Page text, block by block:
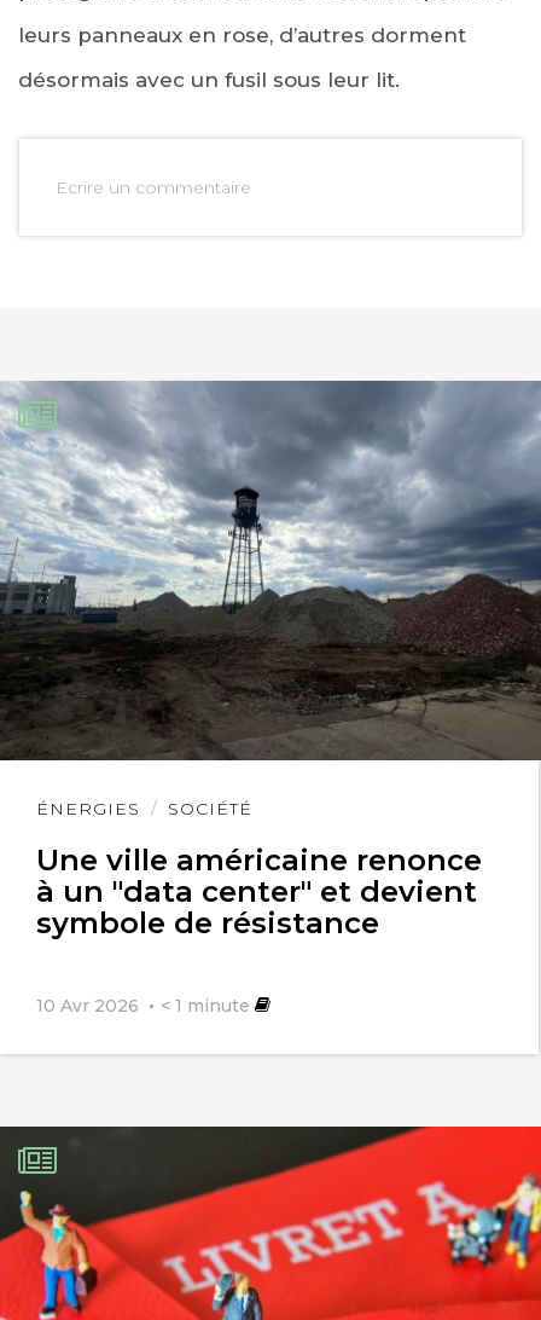
leurs panneaux en rose, d’autres dorment
désormais avec un fusil sous leur lit.
Ecrire un commentaire
ÉNERGIES SOCIÉTÉ
Une ville américaine renonce
à un "data center" et devient
symbole de résistance
10 Avr 2026 < 1 minute
Lire